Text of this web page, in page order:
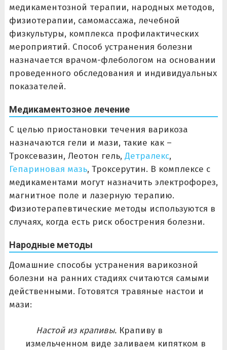
медикаментозной терапии, народных методов,
физиотерапии, самомассажа, лечебной
физкультуры, комплекса профилактических
мероприятий. Способ устранения болезни
назначается врачом-флебологом на основании
проведенного обследования и индивидуальных
показателей.
Медикаментозное лечение
С целью приостановки течения варикоза
назначаются гели и мази, такие как –
Троксевазин, Леотон гель, Детралекс,
Гепариновая мазь, Троксерутин. В комплексе с
медикаментами могут назначить электрофорез,
магнитное поле и лазерную терапию.
Физиотерапевтические методы используются в
случаях, когда есть риск обострения болезни.
Народные методы
Домашние способы устранения варикозной
болезни на ранних стадиях считаются самыми
действенными. Готовятся травяные настои и
мази:
Настой из крапивы. Крапиву в
измельченном виде заливаем кипятком в